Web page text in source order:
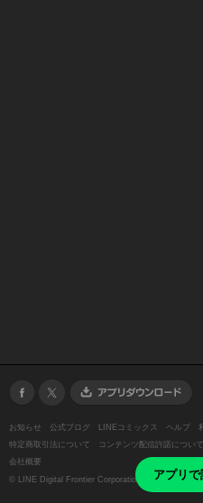
アプリで
お知らせ 公式ブログ LINEコミックス ヘルプ
特定商取引法について
コンテンツ配信許諾について
会社概要
© LINE Digital Frontier Corporation